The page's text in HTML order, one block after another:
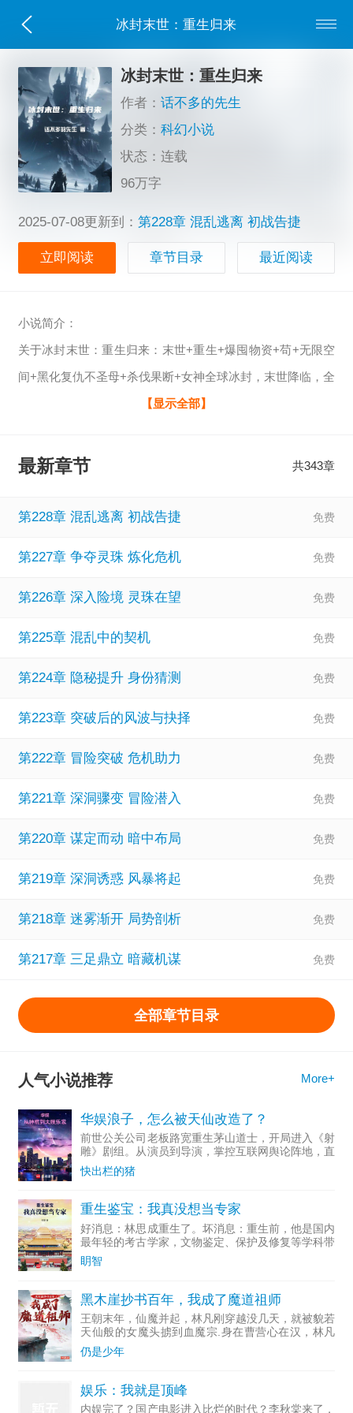
冰封末世：重生归来
冰封末世：重生归来
作者：话不多的先生
分类：科幻小说
状态：连载
96万字
2025-07-08更新到： 第228章 混乱逃离 初战告捷
立即阅读 章节目录 最近阅读
小说简介：
关于冰封末世：重生归来：末世+重生+爆囤物资+苟+无限空
间+黑化复仇不圣母+杀伐果断+女神全球冰封，末世降临，全
球进入冰河时代，寒冰末世来临，星球95%的人类动物全部
己帮助过的人杀死了。重生回到寒冰末世前一个月，赵影枫
座超级商场价值百亿的仓库!住的不舒服?他打造了一座堪比末
的可以舍弃一切。而赵影枫却过的比末世之前还要自在
【显示全部】
最新章节 共343章
第228章 混乱逃离 初战告捷
第227章 争夺灵珠 炼化危机
第226章 深入险境 灵珠在望
第225章 混乱中的契机
第224章 隐秘提升 身份猜测
第223章 突破后的风波与抉择
第222章 冒险突破 危机助力
第221章 深洞骤变 冒险潜入
第220章 谋定而动 暗中布局
第219章 深洞诱惑 风暴将起
第218章 迷雾渐开 局势剖析
第217章 三足鼎立 暗藏机谋
全部章节目录
人气小说推荐 More+
华娱浪子，怎么被天仙改造了？
前世公关公司老板路宽重生茅山道士，开局进入《射
雕》剧组。从演员到导演，掌控互联网舆论阵地，直
至成为资...
快出栏的猪
重生鉴宝：我真没想当专家
好消息：林思成重生了。坏消息：重生前，他是国内
最年轻的考古学家，文物鉴定、保护及修复等学科带
头人。多...
眀智
黑木崖抄书百年，我成了魔道祖师
王朝末年，仙魔并起，林凡刚穿越没几天，就被貌若
天仙般的女魔头掳到血魔宗.身在曹营心在汉，林凡
一心只想做个好人，无奈常遭人误解，好在他不断通
过藏书楼抄录变强。……若干年后，正道六大派打上
仍是少年
娱乐：我就是顶峰
内娱完了？国产电影进入比烂的时代？李秋棠来了，